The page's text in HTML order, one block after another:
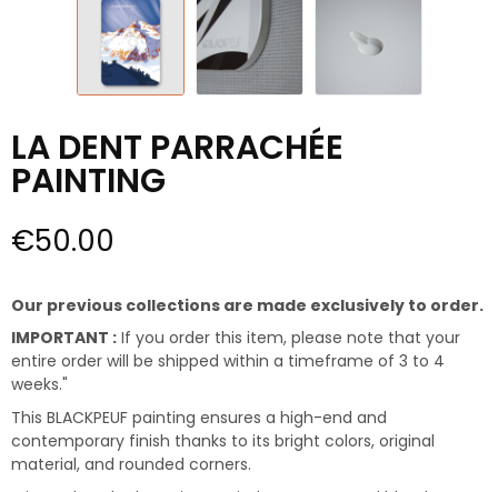
LA DENT PARRACHÉE
PAINTING
€50.00
Our previous collections are made exclusively to order.
IMPORTANT : If you order this item, please note that your
entire order will be shipped within a timeframe of 3 to 4
weeks."
This BLACKPEUF painting ensures a high-end and
contemporary finish thanks to its bright colors, original
material, and rounded corners.